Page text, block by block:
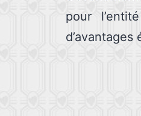
pour
d’avantages